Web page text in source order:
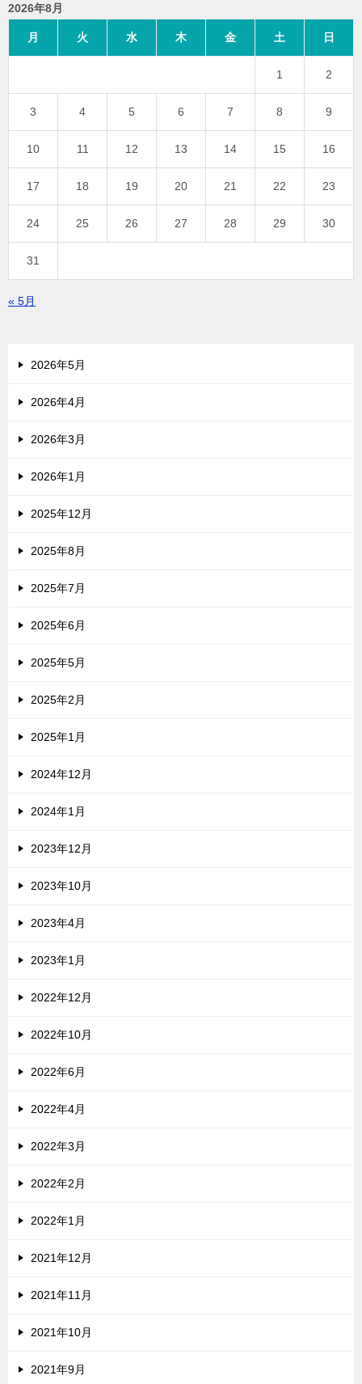
2026年8月
月 火 水 木 金 土 日
1 2
3 4 5 6 7 8 9
10 11 12 13 14 15 16
17 18 19 20 21 22 23
24 25 26 27 28 29 30
31
« 5月
2026年5月
2026年4月
2026年3月
2026年1月
2025年12月
2025年8月
2025年7月
2025年6月
2025年5月
2025年2月
2025年1月
2024年12月
2024年1月
2023年12月
2023年10月
2023年4月
2023年1月
2022年12月
2022年10月
2022年6月
2022年4月
2022年3月
2022年2月
2022年1月
2021年12月
2021年11月
2021年10月
2021年9月